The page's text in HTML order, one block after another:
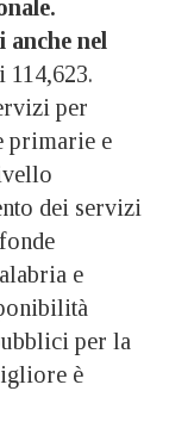
nel
114,623.
per
primarie e
dei servizi
e
per la
è